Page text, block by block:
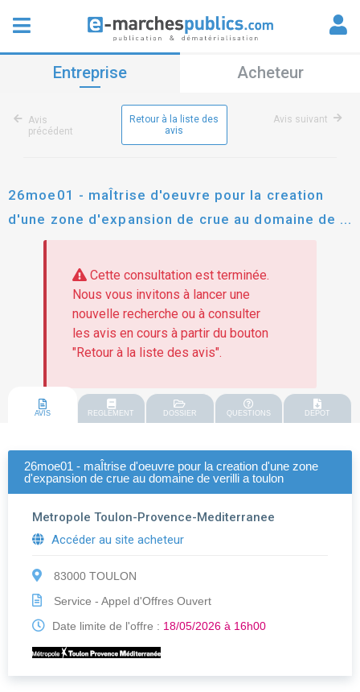
Entreprise Acheteur
Avis
précédent
Retour à la liste des
avis
Avis suivant
26moe01 - maÎtrise d'oeuvre pour la creation
d'une zone d'expansion de crue au domaine de
verilli a toulon
Cette consultation est terminée.
Nous vous invitons à lancer une
nouvelle recherche ou à consulter
les avis en cours à partir du bouton
"Retour à la liste des avis".
AVIS REGLEMENT DOSSIER QUESTIONS DEPOT
26moe01 - maÎtrise d'oeuvre pour la creation d'une zone
d'expansion de crue au domaine de verilli a toulon
Metropole Toulon-Provence-Mediterranee
Accéder au site acheteur
83000 TOULON
Service - Appel d'Offres Ouvert
Date limite de l'offre : 18/05/2026 à 16h00